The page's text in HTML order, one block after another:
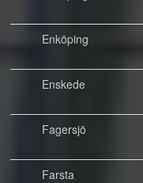
Enköping
Enskede
Fagersjö
Farsta